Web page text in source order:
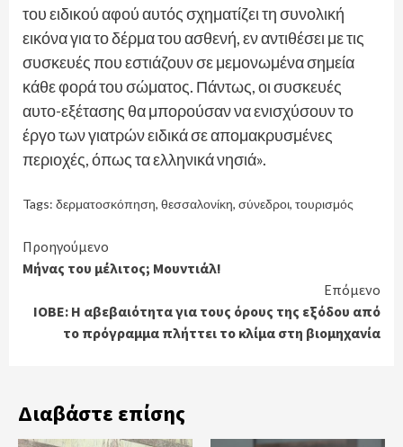
του ειδικού αφού αυτός σχηματίζει τη συνολική
εικόνα για το δέρμα του ασθενή, εν αντιθέσει με τις
συσκευές που εστιάζουν σε μεμονωμένα σημεία
κάθε φορά του σώματος. Πάντως, οι συσκευές
αυτο-εξέτασης θα μπορούσαν να ενισχύσουν το
έργο των γιατρών ειδικά σε απομακρυσμένες
περιοχές, όπως τα ελληνικά νησιά».
Tags: δερματοσκόπηση, θεσσαλονίκη, σύνεδροι, τουρισμός
Continue
Reading
Προηγούμενο
Μήνας του μέλιτος; Μουντιάλ!
Επόμενο
ΙΟΒΕ: Η αβεβαιότητα για τους όρους της εξόδου από
το πρόγραμμα πλήττει το κλίμα στη βιομηχανία
Διαβάστε επίσης